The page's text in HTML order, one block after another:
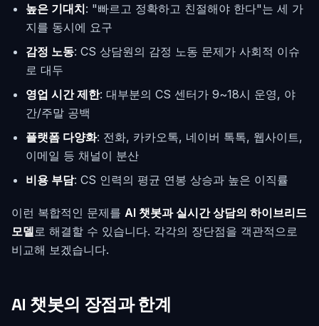
높은 기대치: "빠르고 정확하고 친절해야 한다"는 세 가
지를 동시에 요구
감정 노동: CS 상담원의 감정 노동 문제가 사회적 이슈
로 대두
영업 시간 제한: 대부분의 CS 센터가 9~18시 운영, 야
간/주말 공백
플랫폼 다양화: 전화, 카카오톡, 네이버 톡톡, 웹사이트,
이메일 등 채널이 분산
비용 부담: CS 인력의 평균 연봉 상승과 높은 이직률
이런 복합적인 문제를 AI 챗봇과 실시간 상담의 하이브리드
모델 로 해결할 수 있습니다. 각각의 장단점을 객관적으로
비교해 보겠습니다.
AI 챗봇의 장점과 한계